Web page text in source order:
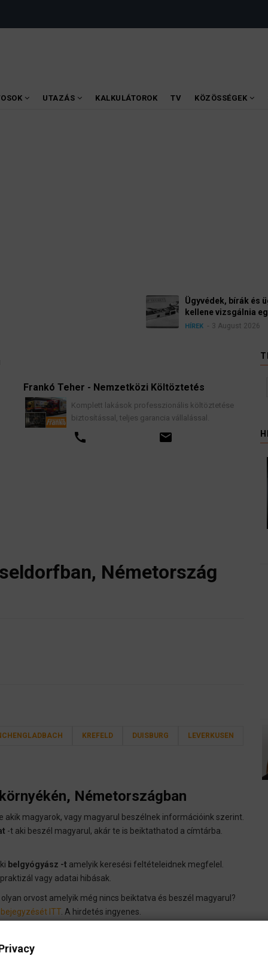
UTAZÁS KALKULÁTOROK TV KÖZÖSSÉGEK
Ügyvédek, bírák és
kellene vizsgálnia
HÍREK 3 August 2026
Frankó Teher - Nemzetközi Költöztetés
Komplett lakások professzionális költöztetése
biztosítással, teljes garancia vállalással.
call email
Németország
KREFELD DUISBURG LEVERKUSEN
Németországban
akik magyarok, vagy magyarul beszélnek információink szerint.
-t aki beszél magyarul, akár te is beiktathatod a címtárba.
belgyógyász -t amelyik keresési feltételeidnek megfelel.
vagy adatai hibásak.
orvost amelyik még nincs beiktatva és beszél magyarul?
ITT . A hirdetés ingyenes.